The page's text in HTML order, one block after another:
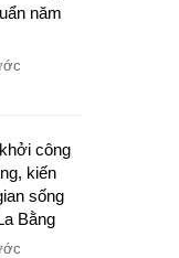
năm
công
kiến
sống
Bằng